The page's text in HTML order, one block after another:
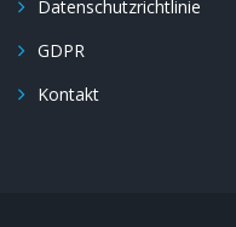
Datenschutzrichtlinie
GDPR
Kontakt